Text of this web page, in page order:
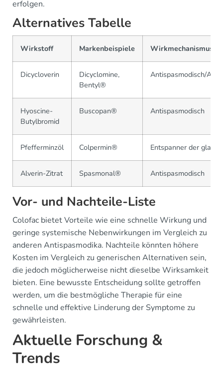
erfolgen.
Alternatives Tabelle
Wirkstoff Markenbeispiele Wirkmechanismus
Dicycloverin
Dicyclomine,
Bentyl®
Antispasmodisch/
Hyoscine-
Butylbromid
Buscopan® Antispasmodisch
Pfefferminzöl Colpermin® Entspanner der
Alverin-Zitrat Spasmonal® Antispasmodisch
Vor- und Nachteile-Liste
Colofac bietet Vorteile wie eine schnelle Wirkung und
geringe systemische Nebenwirkungen im Vergleich zu
anderen Antispasmodika. Nachteile könnten höhere
Kosten im Vergleich zu generischen Alternativen sein,
die jedoch möglicherweise nicht dieselbe Wirksamkeit
bieten. Eine bewusste Entscheidung sollte getroffen
werden, um die bestmögliche Therapie für eine
schnelle und effektive Linderung der Symptome zu
gewährleisten.
Aktuelle Forschung &
Trends